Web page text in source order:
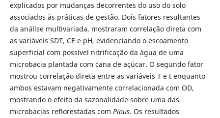
explicados por mudanças decorrentes do uso do solo
associados às práticas de gestão. Dois fatores resultantes
da análise multivariada, mostraram correlação direta com
as variáveis SDT, CE e pH, evidenciando o escoamento
superficial com possível nitrificação da água de uma
microbacia plantada com cana de açúcar. O segundo fator
mostrou correlação direta entre as variáveis T e t enquanto
ambos estavam negativamente correlacionada com OD,
mostrando o efeito da sazonalidade sobre uma das
microbacias reflorestadas com Pinus. Os resultados